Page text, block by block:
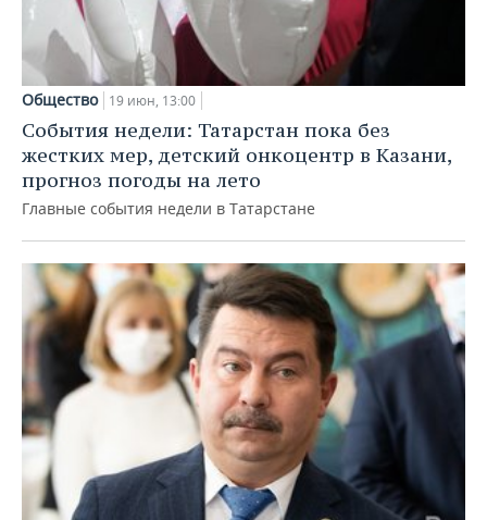
Общество 19 июн, 13:00
События недели: Татарстан пока без
жестких мер, детский онкоцентр в Казани,
прогноз погоды на лето
Главные события недели в Татарстане